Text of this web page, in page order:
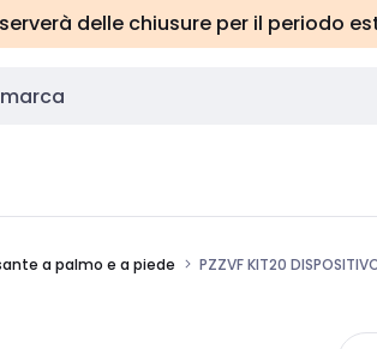
delle chiusure per il periodo
a palmo e a piede PZZVF KIT20